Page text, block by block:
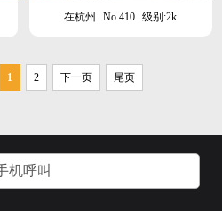
在杭州 No.410 级别:2k
1 2 下一页 尾页
机呼叫